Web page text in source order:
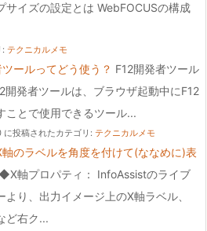
サイズの設定とは WebFOCUSの構成
: テクニカルメモ
ールってどう使う？ F12開発者ツール
開発者ツールは、ブラウザ起動中にF12
ことで使用できるツール...
投稿されたカテゴリ: テクニカルメモ
のラベルを角度を付けて(ななめに)表
◆X軸プロパティ： InfoAssistのライブ
より、出力イメージ上のX軸ラベル、
ど右ク...